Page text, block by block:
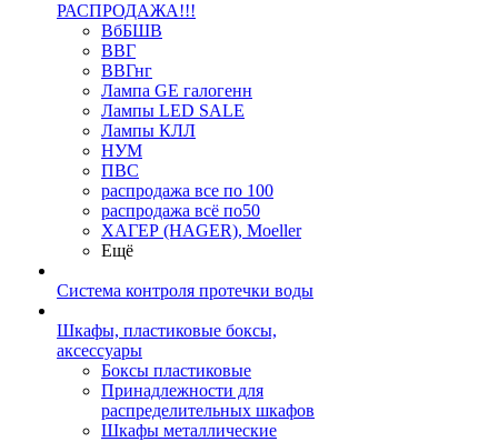
РАСПРОДАЖА!!!
ВбБШВ
ВВГ
ВВГнг
Лампа GE галогенн
Лампы LED SALE
Лампы КЛЛ
НУМ
ПВС
распродажа все по 100
распродажа всё по50
ХАГЕР (HAGER), Moeller
Ещё
Система контроля протечки воды
Шкафы, пластиковые боксы,
аксессуары
Боксы пластиковые
Принадлежности для
распределительных шкафов
Шкафы металлические